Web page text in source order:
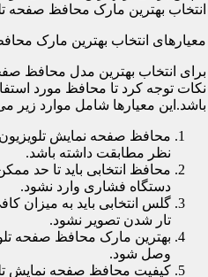
انتخاب بهترین مارک محافظ صفحه
معیارهای انتخاب بهترین مارک
برای انتخاب بهترین مدل محافظ
نکات توجه کرد تا محافظ مورد
باشد.این معیارها شامل موارد زیر
محافظ صفحه نمایش تلویزیون
نظر مطابقت داشته باشد.
محافظ انتخابی باید تا حد
دستگاه فشاری وارد نشود.
گلس انتخابی باید به میزان
تار شدن تصویر نشود.
بهترین مارک محافظ صفحه
وصل شود.
کیفیت محافظ صفحه نمایش